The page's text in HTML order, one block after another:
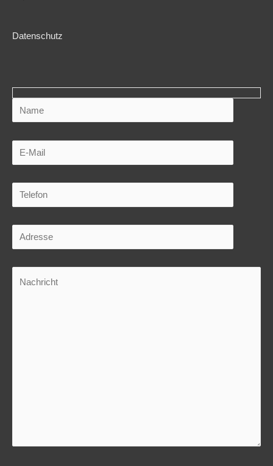
Datenschutz